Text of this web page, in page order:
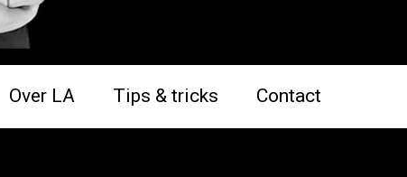
Over LA Tips & tricks Contact